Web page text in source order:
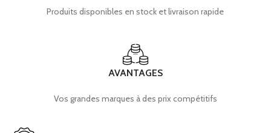
Produits disponibles en stock et livraison rapide
AVANTAGES
Vos grandes marques à des prix compétitifs